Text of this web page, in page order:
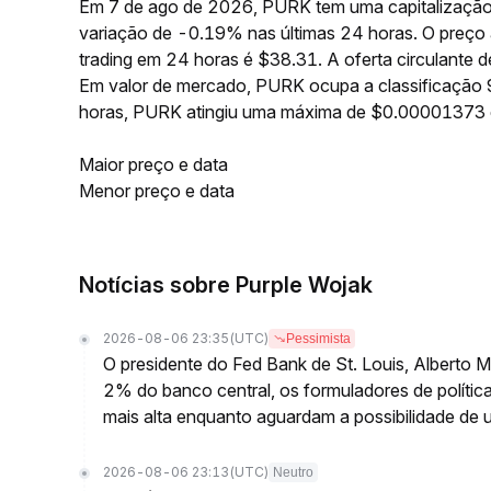
Em 7 de ago de 2026, PURK tem uma
variação de -0.19% nas últimas 24 horas. O
trading em 24 horas é $38.31. A oferta circulante
Em valor de mercado, PURK ocupa a
horas, PURK atingiu uma máxima de
Maior preço e data
Menor preço e data
Notícias sobre Purple Wojak
2026-08-06 23:35 (UTC) Pessimista
O presidente do Fed Bank de St. Louis, Alberto
2% do banco central, os formuladores de
mais alta enquanto aguardam a possibilidade
2026-08-06 23:13 (UTC) Neutro